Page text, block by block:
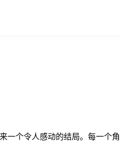
一个令人感动的结局。每一个